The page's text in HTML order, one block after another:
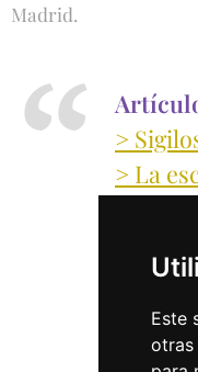
Este
otras
Madrid.
>
> La
> El
>